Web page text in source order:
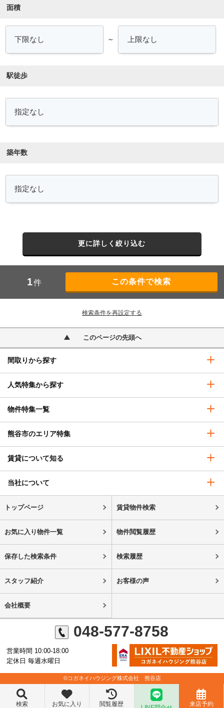
面積
～
駅徒歩
築年数
更に詳しく絞り込む
1件
検索条件を再設定する
このページの先頭へ
間取りから探す
人気特集から探す
物件特集一覧
熊谷市のエリア特集
賃貸について知る
当社について
トップページ 賃貸物件検索
お気に入り物件一覧 物件閲覧履歴
保存した検索条件 検索履歴
スタッフ紹介 お客様の声
会社概要
048-577-8758
営業時間 10:00-18:00
定休日 毎週水曜日
©コガネイハウジング株式会社 熊谷店
検索 お気に入り 閲覧履歴 来店予約